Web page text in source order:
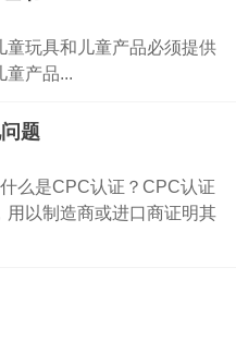
玩具和儿童产品必须提供
童产品...
题
么是CPC认证？CPC认证
用以制造商或进口商证明其